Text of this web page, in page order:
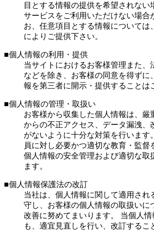
目とする情報の提供を希望されない
サービスをご利用いただけない場合
お、任意項目とする情報については
によりご提供下さい。
■個人情報の利用・提供
当サイトにおけるお客様管理また、
などを除き、お客様の同意を得ずに
報を第三者に開示・提供することは
■個人情報の管理・取扱い
お客様から収集した個人情報は、厳
からの不正アクセス、データ漏洩、
がないように十分な対策を行います
員に対し必要かつ適切な教育・監督
個人情報の安全管理および適切な取
ます。
■個人情報保護法の改訂
当社は、個人情報に関して適用され
守し、お客様の個人情報の取扱いに
改善に努めてまいります。 当個人
も、適宜見直しを行い、改訂するこ